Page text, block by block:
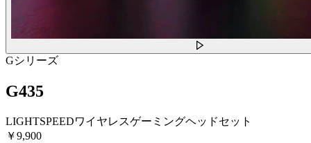
Gシリーズ
G435
LIGHTSPEEDワイヤレスゲーミングヘッドセット
￥9,900